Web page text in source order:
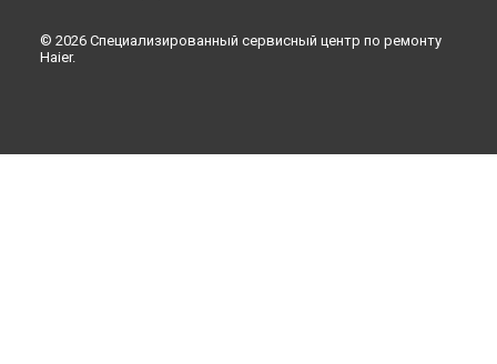
© 2026 Специализированный сервисный центр по ремонту
Haier.